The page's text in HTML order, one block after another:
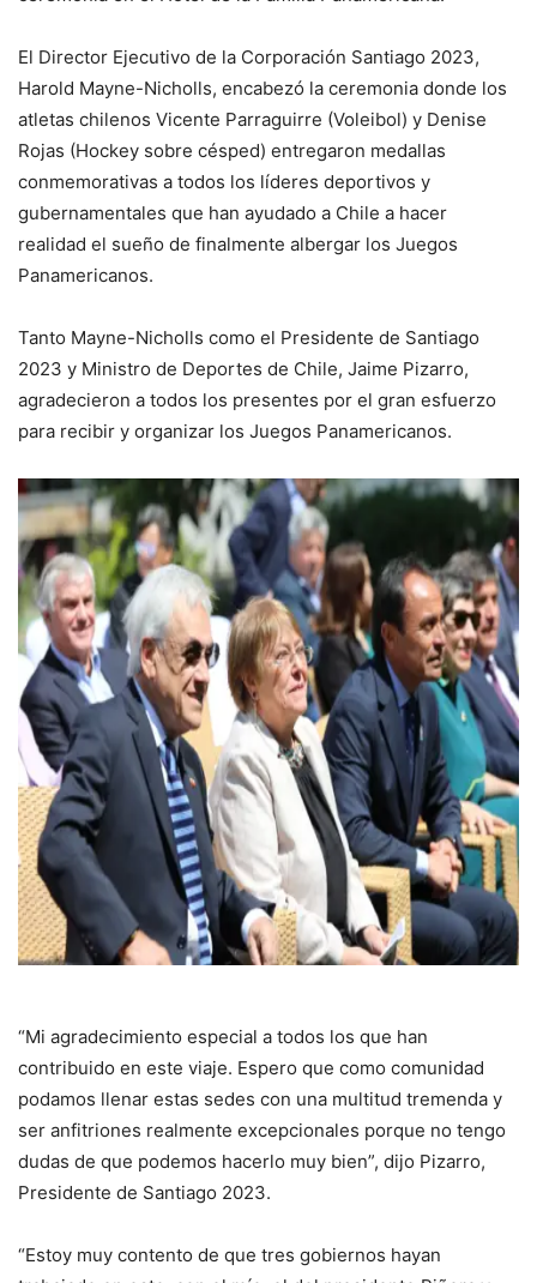
El Director Ejecutivo de la Corporación Santiago 2023,
Harold Mayne-Nicholls, encabezó la ceremonia donde los
atletas chilenos Vicente Parraguirre (Voleibol) y Denise
Rojas (Hockey sobre césped) entregaron medallas
conmemorativas a todos los líderes deportivos y
gubernamentales que han ayudado a Chile a hacer
realidad el sueño de finalmente albergar los Juegos
Panamericanos.
Tanto Mayne-Nicholls como el Presidente de Santiago
2023 y Ministro de Deportes de Chile, Jaime Pizarro,
agradecieron a todos los presentes por el gran esfuerzo
para recibir y organizar los Juegos Panamericanos.
“Mi agradecimiento especial a todos los que han
contribuido en este viaje. Espero que como comunidad
podamos llenar estas sedes con una multitud tremenda y
ser anfitriones realmente excepcionales porque no tengo
dudas de que podemos hacerlo muy bien”, dijo Pizarro,
Presidente de Santiago 2023.
“Estoy muy contento de que tres gobiernos hayan